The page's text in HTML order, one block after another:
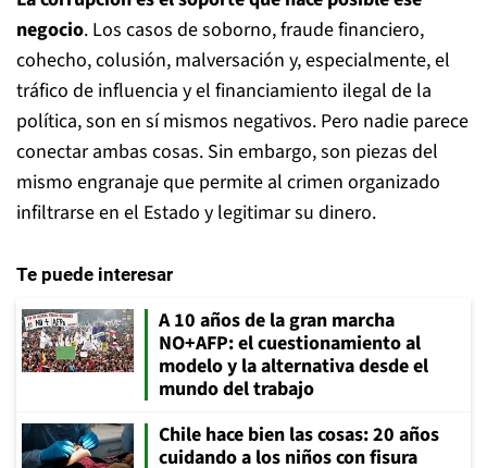
negocio. Los casos de soborno, fraude financiero,
cohecho, colusión, malversación y, especialmente, el
tráfico de influencia y el financiamiento ilegal de la
política, son en sí mismos negativos. Pero nadie parece
conectar ambas cosas. Sin embargo, son piezas del
mismo engranaje que permite al crimen organizado
infiltrarse en el Estado y legitimar su dinero.
Te puede interesar
A 10 años de la gran marcha
NO+AFP: el cuestionamiento al
modelo y la alternativa desde el
mundo del trabajo
Chile hace bien las cosas: 20 años
cuidando a los niños con fisura